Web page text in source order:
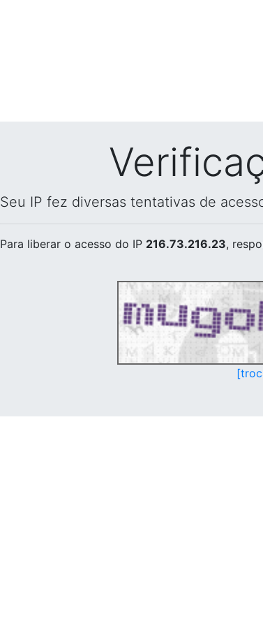
Seu IP fez diversas tentativas de
Para liberar o acesso do IP 216.73.216.23,